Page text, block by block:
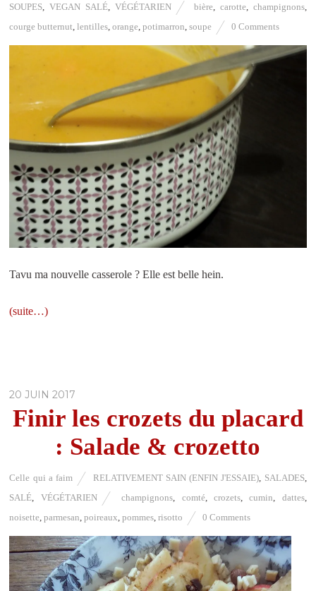
SOUPES ,VEGAN SALÉ ,VÉGÉTARIEN bière carotte champignons,
courge butternut ,lentilles ,orange ,potimarron ,soupe 0 Comments
Tavu ma nouvelle casserole ? Elle est belle hein.
(suite…)
20 JUIN 2017
Finir les crozets du placard
: Salade & crozetto
Celle qui a faim RELATIVEMENT SAIN (ENFIN J'ESSAIE), SALADES,
SALÉ, VÉGÉTARIEN champignons, comté, crozets,cumin, dattes,
noisette,parmesan,poireaux,pommes,risotto 0 Comments